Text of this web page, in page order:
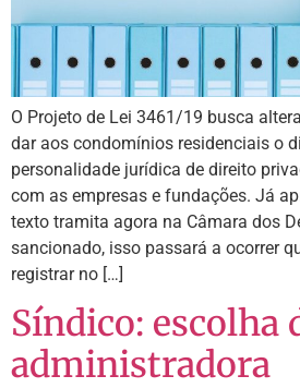
O Projeto de Lei 3461/19 busca
dar aos condomínios residenciais o
personalidade jurídica de direito
com as empresas e fundações. Já
texto tramita agora na Câmara dos
sancionado, isso passará a ocorrer
registrar no […]
Síndico: escolha
administradora